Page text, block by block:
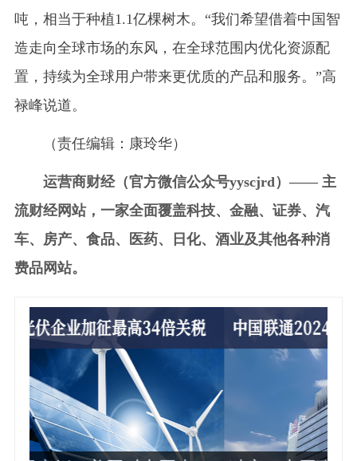
吨，相当于种植1.1亿棵树木。“我们希望借着中国智
造走向全球市场的东风，在全球范围内优化资源配
置，持续为全球用户带来更优质的产品和服务。”高
禄峰说道。
（责任编辑：康玲华）
运营商财经（官方微信公众号yyscjrd）—— 主
流财经网站，一家全面覆盖科技、金融、证券、汽
车、房产、食品、医药、日化、酒业及其他各种消
费品网站。